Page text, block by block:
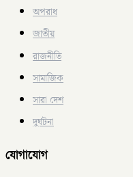
অপরাধ
জাতীয়
রাজনীতি
সামাজিক
সারা দেশ
দুর্ঘটনা
যোগাযোগ